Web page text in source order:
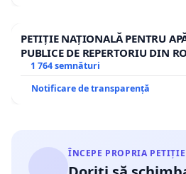
PETIȚIE NAȚIONALĂ PENTRU
PUBLICE DE REPERTORIU DIN
1 764 semnături
Notificare de transparență
ÎNCEPE PROPRIA PETIȚIE